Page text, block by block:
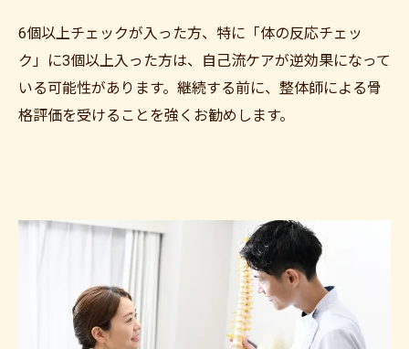
6個以上チェックが入った方、特に「体の反応チェッ
ク」に3個以上入った方は、自己流ケアが逆効果になって
いる可能性があります。継続する前に、整体師による骨
格評価を受けることを強くお勧めします。